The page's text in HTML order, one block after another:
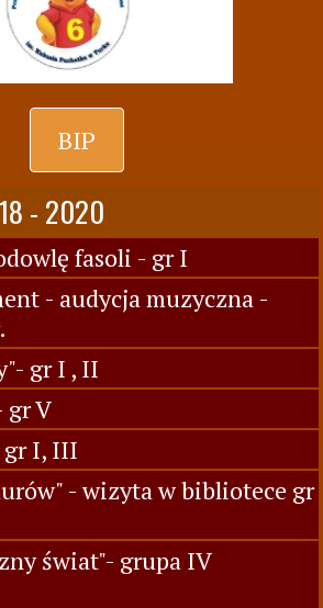
BIP
- 2020
fasoli - gr I
- audycja muzyczna -
gr I , II
gr V
gr I, III
- wizyta w bibliotece gr
świat"- grupa IV